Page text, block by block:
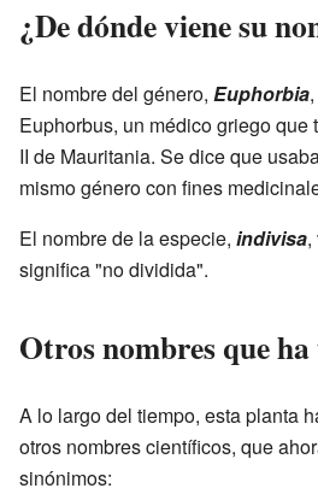
¿De dónde viene su
El nombre del género, Euphorbia
Euphorbus, un médico griego que
II de Mauritania. Se dice que
mismo género con fines
El nombre de la especie, indivisa,
significa "no dividida".
Otros nombres que
A lo largo del tiempo, esta planta
otros nombres científicos, que
sinónimos: